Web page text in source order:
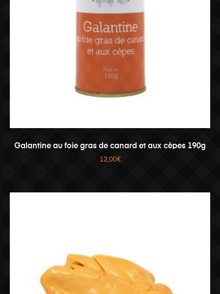
AJOUTER AU PANIER
Galantine au foie gras de canard et aux cèpes 190g
12,00€